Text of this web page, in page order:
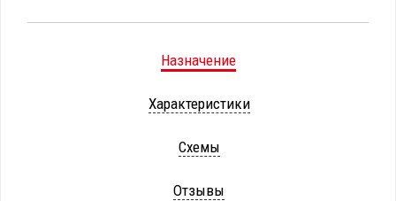
Назначение
Характеристики
Схемы
Отзывы